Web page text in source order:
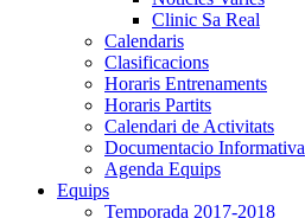
Clinic Sa Real
Calendaris
Clasificacions
Horaris Entrenaments
Horaris Partits
Calendari de Activitats
Documentacio Informativa
Agenda Equips
Equips
Temporada 2017-2018